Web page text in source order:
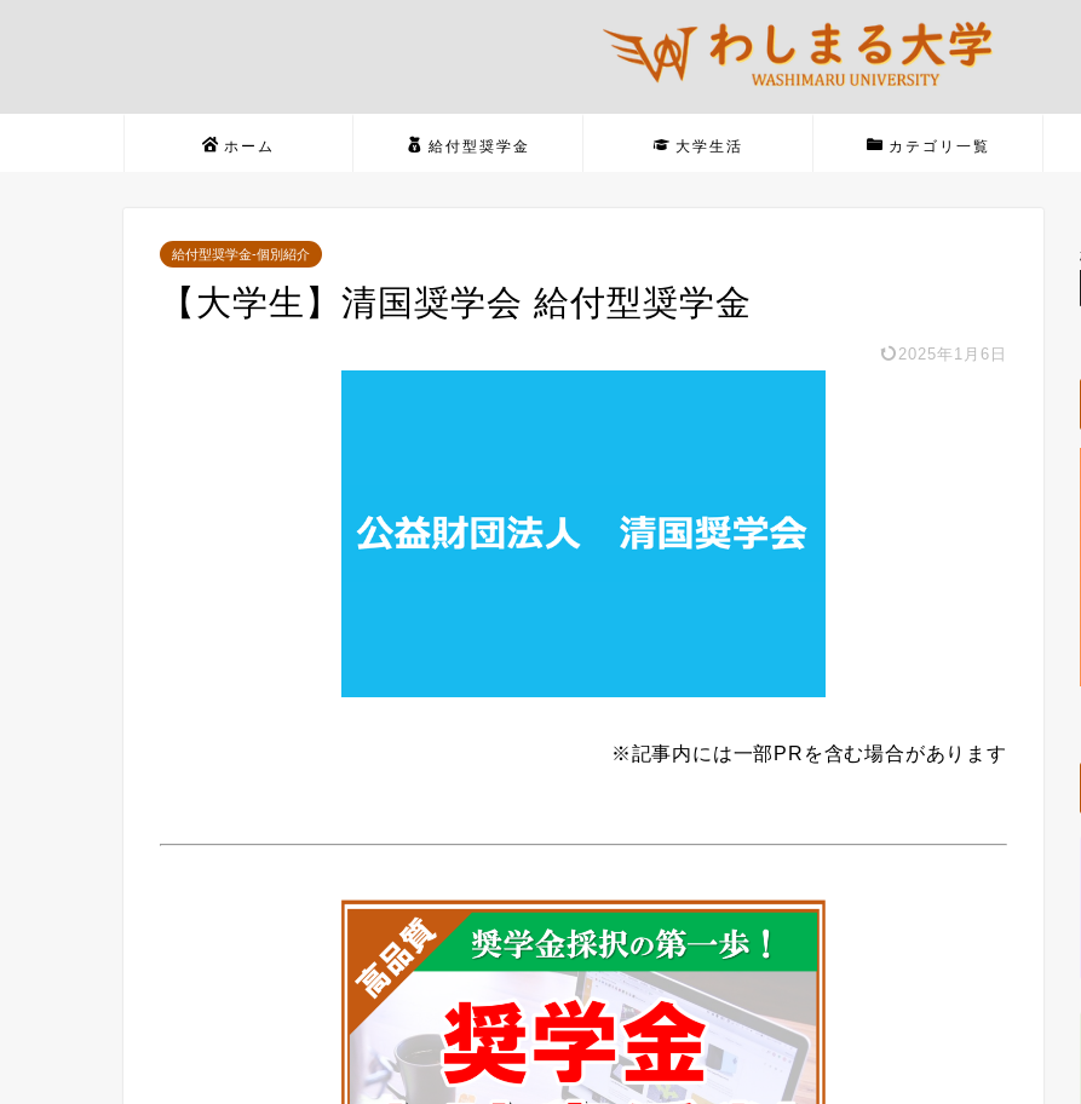
ホーム 給付型奨学金 大学生活 カテゴリ一覧
給付型奨学金-個別紹介
【大学生】清国奨学会 給付型奨学金
2025年1月6日
※記事内には一部PRを含む場合があります